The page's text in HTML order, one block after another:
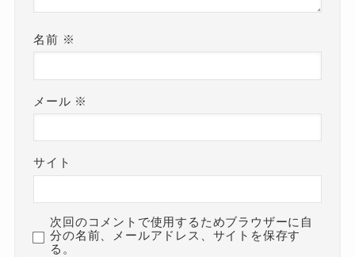
名前 ※
メール ※
サイト
次回のコメントで使用するためブラウザーに自
分の名前、メールアドレス、サイトを保存す
る。